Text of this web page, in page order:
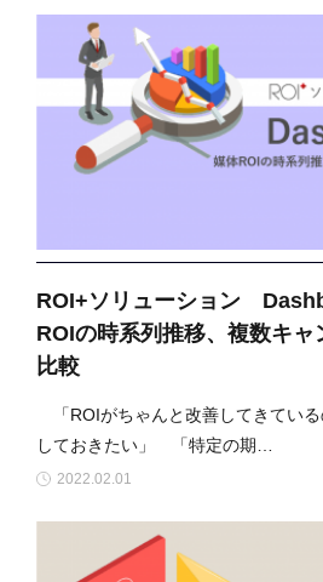
ROI+ソリューション
ROIの時系列推移、複数キャ
比較
「ROIがちゃんと改善してきてい
しておきたい」 「特定の期…
2022.02.01